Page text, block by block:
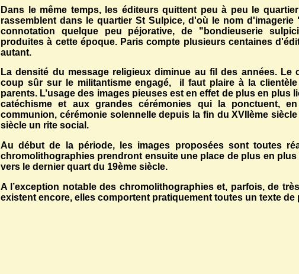
Dans le même temps, les éditeurs quittent peu à peu le
rassemblent dans le quartier St Sulpice, d'où le nom
connotation quelque peu péjorative, de "bondieuserie
produites à cette époque. Paris compte plusieurs centaines
autant.
La densité du message religieux diminue au fil des années. Le
coup sûr sur le militantisme engagé, il faut plaire à la
parents. L’usage des images pieuses est en effet de plus en plus
catéchisme et aux grandes cérémonies qui la ponctuent,
communion, cérémonie solennelle depuis la fin du XVIIème
siècle un rite social.
Au début de la période, les images proposées sont toutes
chromolithographies prendront ensuite une place de plus en
vers le dernier quart du 19ème siècle.
A l’exception notable des chromolithographies et, parfois, de
existent encore, elles comportent pratiquement toutes un texte de